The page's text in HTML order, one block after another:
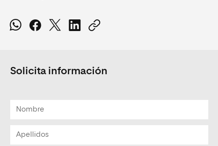
Solicita información